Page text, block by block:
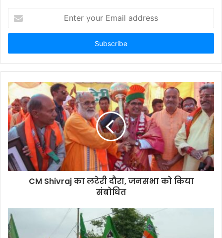
your
Email
CM Shivraj का लटेरी दौरा, जनसभा को किया
संबोधित